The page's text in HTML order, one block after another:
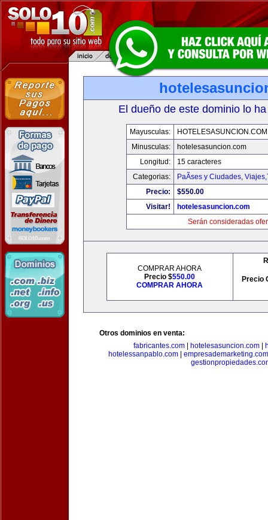
El dueño de este dominio lo
Mayusculas:
HOTELESASUNCION.COM
Minusculas:
hotelesasuncion.com
Longitud:
15 caracteres
Categorias:
PaÃ­ses y Ciudades,
Precio:
$550.00
Visitar!
hotelesasuncion.com
Serán consideradas
COMPRAR AHORA
Precio $550.00
COMPRAR AHORA
Precio
Otros dominios en venta:
fabricantes.com
hotelesasuncion.com
hotelessanpablo.com| empresademarketing.com